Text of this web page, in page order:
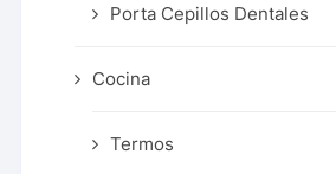
Porta Cepillos Dentales
Cocina
Termos